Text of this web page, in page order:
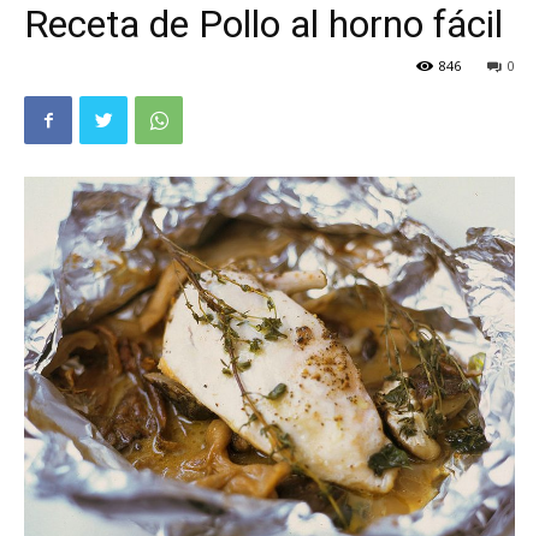
Receta de Pollo al horno fácil
0
846